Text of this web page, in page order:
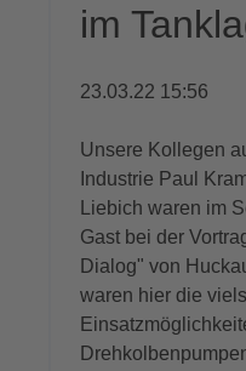
im
23.03.22 15:56
Unsere Kollegen
Industrie Paul
Liebich waren im
Gast bei der
Dialog" von
waren hier die